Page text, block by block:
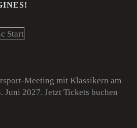
Meeting mit Klassikern am
Juni 2027. Jetzt Tickets buchen